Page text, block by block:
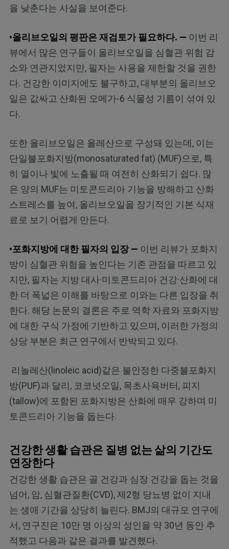
을 낮춘다는 사실을 보여준다.
•올리브오일의 평판은 재검토가 필요하다. — 이번 리
뷰에서 많은 연구들이 올리브오일을 심혈관 위험 감
소와 연관지었지만, 필자는 사용을 제한할 것을 권한
다. 건강한 이미지에도 불구하고, 대부분의 올리브오
일은 값싸고 산화된 오메가-6 식물성 기름이 섞여 있
다.
또한 올리브오일은 올레산으로 구성돼 있는데, 이는
단일불포화지방(monosaturated fat) (MUF)으로, 특
히 열이나 빛에 노출될 때 여전히 산화되기 쉽다. 많
은 양의 MUF는 미토콘드리아 기능을 방해하고 산화
스트레스를 높여, 올리브오일을 장기적인 기본 식재
료로 보기 어렵게 만든다.
•포화지방에 대한 필자의 입장 — 이번 리뷰가 포화지
방이 심혈관 위험을 높인다는 기존 관점을 따르고 있
지만, 필자는 지방 대사·미토콘드리아 건강·산화에 대
한 더 폭넓은 이해를 바탕으로 이와는 다른 입장을 취
한다. 해당 논문의 결론은 주로 역학 자료와 포화지방
에 대한 구식 가정에 기반하고 있으며, 이러한 가정의
상당 부분은 최근 연구에서 반박되고 있다.
리놀레산(linoleic acid)같은 불안정한 다중불포화지
방(PUF)과 달리, 코코넛오일, 목초사육버터, 피지
(tallow)에 포함된 포화지방은 산화에 매우 강하며 미
토콘드리아 기능을 돕는다.
건강한 생활 습관은 질병 없는 삶의 기간도
연장한다
건강한 생활 습관은 골 건강과 심장 건강을 돕는 것을
넘어, 암, 심혈관질환(CVD), 제2형 당뇨병 없이 지내
는 생애 기간을 상당히 늘린다. BMJ의 대규모 연구에
서, 연구진은 10만 명 이상의 성인을 약 30년 동안 추
적했고 다음과 같은 결과를 발견했다.